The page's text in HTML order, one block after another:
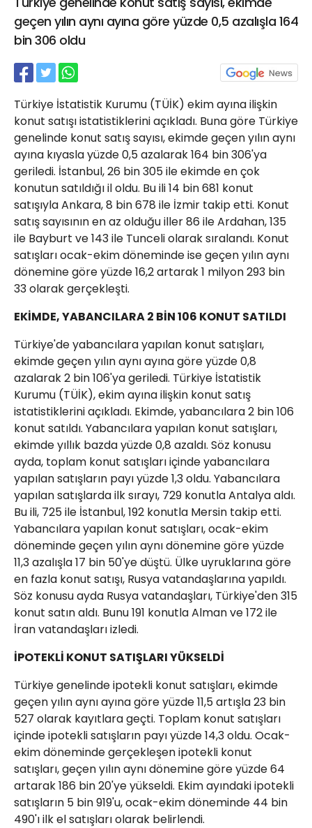
geçen yılın aynı ayına göre yüzde 0,5 azalışla 164
bin 306 oldu
Türkiye İstatistik Kurumu (TÜİK) ekim ayına ilişkin
konut satışı istatistiklerini açıkladı. Buna göre Türkiye
genelinde konut satış sayısı, ekimde geçen yılın aynı
ayına kıyasla yüzde 0,5 azalarak 164 bin 306'ya
geriledi. İstanbul, 26 bin 305 ile ekimde en çok
konutun satıldığı il oldu. Bu ili 14 bin 681 konut
satışıyla Ankara, 8 bin 678 ile İzmir takip etti. Konut
satış sayısının en az olduğu iller 86 ile Ardahan, 135
ile Bayburt ve 143 ile Tunceli olarak sıralandı. Konut
satışları ocak-ekim döneminde ise geçen yılın aynı
dönemine göre yüzde 16,2 artarak 1 milyon 293 bin
33 olarak gerçekleşti.
EKİMDE, YABANCILARA 2 BİN 106 KONUT SATILDI
Türkiye'de yabancılara yapılan konut satışları,
ekimde geçen yılın aynı ayına göre yüzde 0,8
azalarak 2 bin 106'ya geriledi. Türkiye İstatistik
Kurumu (TÜİK), ekim ayına ilişkin konut satış
istatistiklerini açıkladı. Ekimde, yabancılara 2 bin 106
konut satıldı. Yabancılara yapılan konut satışları,
ekimde yıllık bazda yüzde 0,8 azaldı. Söz konusu
ayda, toplam konut satışları içinde yabancılara
yapılan satışların payı yüzde 1,3 oldu. Yabancılara
yapılan satışlarda ilk sırayı, 729 konutla Antalya aldı.
Bu ili, 725 ile İstanbul, 192 konutla Mersin takip etti.
Yabancılara yapılan konut satışları, ocak-ekim
döneminde geçen yılın aynı dönemine göre yüzde
11,3 azalışla 17 bin 50'ye düştü. Ülke uyruklarına göre
en fazla konut satışı, Rusya vatandaşlarına yapıldı.
Söz konusu ayda Rusya vatandaşları, Türkiye'den 315
konut satın aldı. Bunu 191 konutla Alman ve 172 ile
İran vatandaşları izledi.
İPOTEKLİ KONUT SATIŞLARI YÜKSELDİ
Türkiye genelinde ipotekli konut satışları, ekimde
geçen yılın aynı ayına göre yüzde 11,5 artışla 23 bin
527 olarak kayıtlara geçti. Toplam konut satışları
içinde ipotekli satışların payı yüzde 14,3 oldu. Ocak-
ekim döneminde gerçekleşen ipotekli konut
satışları, geçen yılın aynı dönemine göre yüzde 64
artarak 186 bin 20'ye yükseldi. Ekim ayındaki ipotekli
satışların 5 bin 919'u, ocak-ekim döneminde 44 bin
490'ı ilk el satışları olarak belirlendi.
21 Gölcük
02624132333